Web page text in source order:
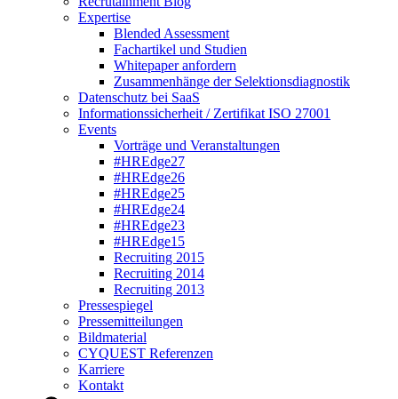
Expertise
Blended Assessment
Fachartikel und Studien
Whitepaper anfordern
Zusammenhänge der Selektionsdiagnostik
Datenschutz bei SaaS
Informationssicherheit / Zertifikat ISO 27001
Events
Vorträge und Veranstaltungen
#HREdge27
#HREdge26
#HREdge25
#HREdge24
#HREdge23
#HREdge15
Recruiting 2015
Recruiting 2014
Recruiting 2013
Pressespiegel
Pressemitteilungen
Bildmaterial
CYQUEST Referenzen
Karriere
Kontakt